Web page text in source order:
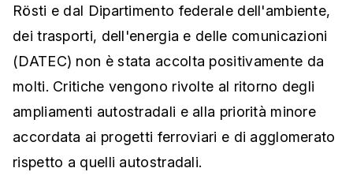
Rösti e dal Dipartimento federale dell'ambiente,
dei trasporti, dell'energia e delle comunicazioni
(DATEC) non è stata accolta positivamente da
molti. Critiche vengono rivolte al ritorno degli
ampliamenti autostradali e alla priorità minore
accordata ai progetti ferroviari e di agglomerato
rispetto a quelli autostradali.